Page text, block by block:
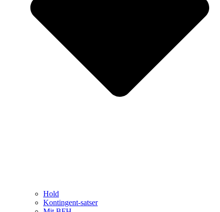
Hold
Kontingent-satser